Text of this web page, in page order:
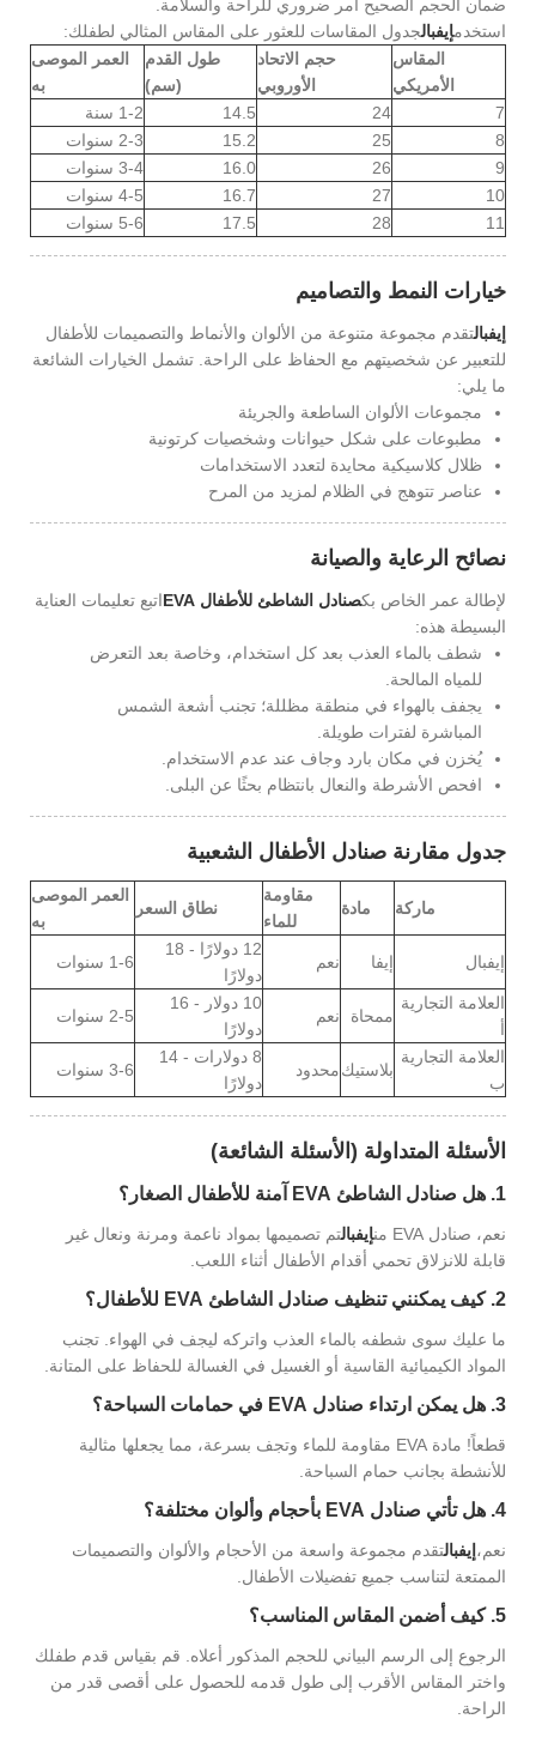
ضمان الحجم الصحيح أمر ضروري للراحة والسلامة.
استخدمإيفبالجدول المقاسات للعثور على المقاس المثالي لطفلك:
المقاس
الأمريكي
حجم الاتحاد
الأوروبي
طول القدم
(سم)
العمر الموصى
به
7
24
14.5
1-2 سنة
8
25
15.2
2-3 سنوات
9
26
16.0
3-4 سنوات
10
27
16.7
4-5 سنوات
11
28
17.5 5-6 سنوات
خيارات النمط والتصاميم
إيفبالتقدم مجموعة متنوعة من الألوان والأنماط والتصميمات للأطفال
للتعبير عن شخصيتهم مع الحفاظ على الراحة. تشمل الخيارات الشائعة
ما يلي:
مجموعات الألوان الساطعة والجريئة
مطبوعات على شكل حيوانات وشخصيات كرتونية
ظلال كلاسيكية محايدة لتعدد الاستخدامات
عناصر تتوهج في الظلام لمزيد من المرح
نصائح الرعاية والصيانة
لإطالة عمر الخاص بكصنادل الشاطئ للأطفال EVA
اتبع تعليمات العناية
البسيطة هذه:
شطف بالماء العذب بعد كل استخدام، وخاصة بعد التعرض
للمياه المالحة.
يجفف بالهواء في منطقة مظللة؛ تجنب أشعة الشمس
المباشرة لفترات طويلة.
يُخزن في مكان بارد وجاف عند عدم الاستخدام.
افحص الأشرطة والنعال بانتظام بحثًا عن البلى.
جدول مقارنة صنادل الأطفال الشعبية
ماركة مادة
مقاومة
للماء
نطاق السعر
العمر الموصى
به
إيفبال إيفا نعم
12 دولارًا - 18
دولارًا
1-6 سنوات
العلامة التجارية
أ
ممحاة نعم
10 دولار - 16
دولارًا
2-5 سنوات
العلامة التجارية
ب
بلاستيكمحدود
8 دولارات - 14
دولارًا
3-6 سنوات
الأسئلة المتداولة (الأسئلة الشائعة)
1. هل صنادل الشاطئ EVA آمنة للأطفال الصغار؟
نعم، صنادل EVA من إيفبالتم تصميمها بمواد ناعمة ومرنة ونعال غير
قابلة للانزلاق تحمي أقدام الأطفال أثناء اللعب.
2. كيف يمكنني تنظيف صنادل الشاطئ EVA للأطفال؟
ما عليك سوى شطفه بالماء العذب واتركه ليجف في الهواء. تجنب
المواد الكيميائية القاسية أو الغسيل في الغسالة للحفاظ على المتانة.
3. هل يمكن ارتداء صنادل EVA في حمامات السباحة؟
قطعاً! مادة EVA مقاومة للماء وتجف بسرعة، مما يجعلها مثالية
للأنشطة بجانب حمام السباحة.
4. هل تأتي صنادل EVA بأحجام وألوان مختلفة؟
نعم، إيفبالتقدم مجموعة واسعة من الأحجام والألوان والتصميمات
الممتعة لتناسب جميع تفضيلات الأطفال.
5. كيف أضمن المقاس المناسب؟
الرجوع إلى الرسم البياني للحجم المذكور أعلاه. قم بقياس قدم طفلك
واختر المقاس الأقرب إلى طول قدمه للحصول على أقصى قدر من
الراحة.